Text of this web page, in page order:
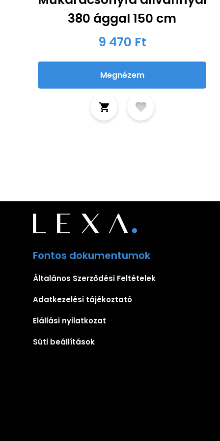
380 ággal 150 cm
9 470 Ft
Megnézem
Fontos dokumentumok
Általános Szerződési Feltételek
Adatkezelési tájékoztató
Elállási nyilatkozat
Süti beállítások